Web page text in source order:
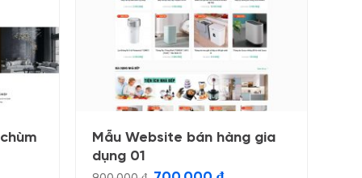
Mẫu Website bán hàng gia
dụng 01
Giá
Giá